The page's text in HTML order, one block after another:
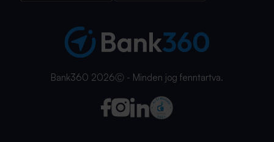
Bank360 2026Ⓒ - Minden jog fenntartva.